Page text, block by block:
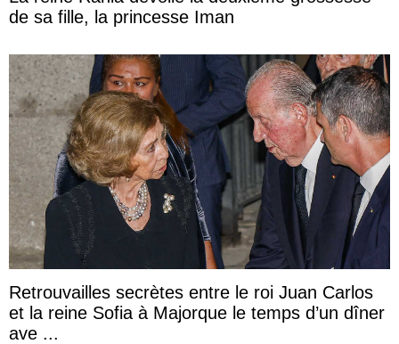
de sa fille, la princesse Iman
Retrouvailles secrètes entre le roi Juan Carlos
et la reine Sofia à Majorque le temps d’un dîner
ave ...